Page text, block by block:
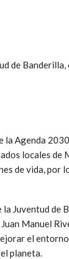
de
la Agenda
locales de
de vida, por
Juventud de
Manuel
el
planeta.